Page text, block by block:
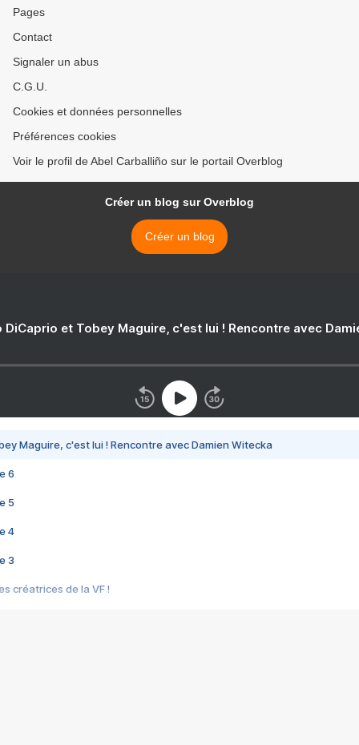
Pages
Contact
Signaler un abus
C.G.U.
Cookies et données personnelles
Préférences cookies
Voir le profil de Abel Carballiño sur le portail Overblog
Créer un blog sur Overblog
Créer un blog
DiCaprio et Tobey Maguire, c'est lui ! Rencontre avec
Maguire, c'est lui ! Rencontre avec Damien Witecka
6
5
4
3
créatrices de la VF !